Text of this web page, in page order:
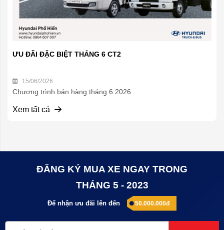
ƯU ĐÃI ĐẶC BIỆT THÁNG 6 CT2
15/06/2026
Chương trình bán hàng tháng 6.2026
Xem tất cả
ĐĂNG KÝ MUA XE NGAY TRONG
THÁNG 5 - 2023
Để nhận ưu đãi lên đến 50.000.000đ